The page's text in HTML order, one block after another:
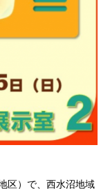
区）で、西水沼地域